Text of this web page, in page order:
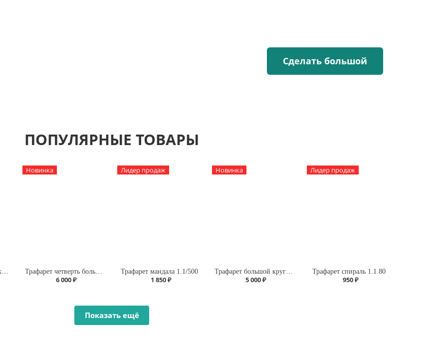
Сделать большой
ПОПУЛЯРНЫЕ ТОВАРЫ
Трафарет ковер в марокканском стиле А145/1904
Новинка
Трафарет четверть большая мандала А1.1
6 000 ₽
Лидер продаж
Трафарет мандала 1.1/500
1 850 ₽
Новинка
Трафарет большой круг А118 четверть
5 000 ₽
Лидер продаж
Трафарет спираль 1.1.80
950 ₽
Показать ещё